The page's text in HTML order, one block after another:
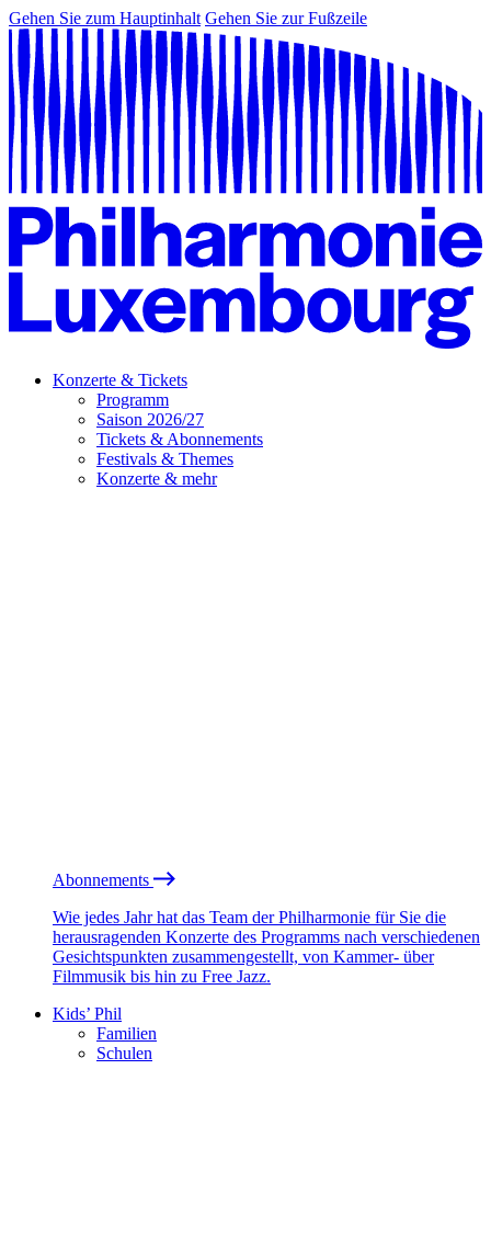
Gehen Sie zum Hauptinhalt Gehen Sie zur Fußzeile
Konzerte & Tickets
Programm
Saison 2026/27
Tickets & Abonnements
Festivals & Themes
Konzerte & mehr
Abonnements
Wie jedes Jahr hat das Team der Philharmonie für Sie die
herausragenden Konzerte des Programms nach verschiedenen
Gesichtspunkten zusammengestellt, von Kammer- über
Filmmusik bis hin zu Free Jazz.
Kids’ Phil
Familien
Schulen